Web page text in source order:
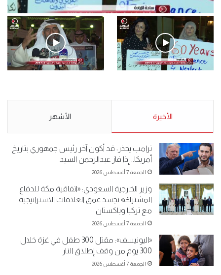
فيديو
.وقفة احتجاجية رمزية لـ”#البدون” في ساحة الإرادة 4-5-2019.
الأحد 5 مايو 2019
5-2019.
نبيع مخدرات يعني ولا خمر؟!.
الأخيرة الأشهر
ترامب يحذر: قد أكون آخر رئيس جمهوري بتاريخ
أمريكا.. إذا فاز عبدالرحمن السيد
الجمعة 7 أغسطس 2026
وزير الخارجية السعودي: «اتفاقية مكة للدفاع
المشترك» تجسد عمق العلاقات الاستراتيجية
مع تركيا وباكستان
الجمعة 7 أغسطس 2026
«اليونيسف»: مقتل 300 طفل في غزة خلال
300 يوم من وقف إطلاق النار
الجمعة 7 أغسطس 2026